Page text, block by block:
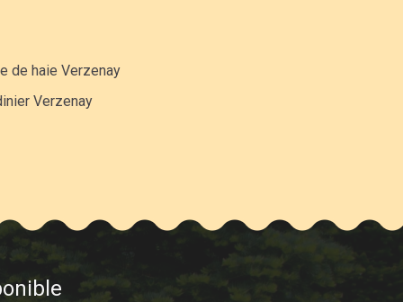
de haie Verzenay
Verzenay